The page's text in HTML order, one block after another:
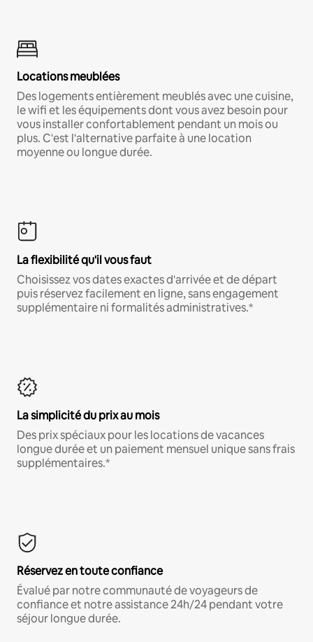
Locations meublées
Des logements entièrement meublés avec une cuisine,
le wifi et les équipements dont vous avez besoin pour
vous installer confortablement pendant un mois ou
plus. C'est l'alternative parfaite à une location
moyenne ou longue durée.
La flexibilité qu'il vous faut
Choisissez vos dates exactes d'arrivée et de départ
puis réservez facilement en ligne, sans engagement
supplémentaire ni formalités administratives.*
La simplicité du prix au mois
Des prix spéciaux pour les locations de vacances
longue durée et un paiement mensuel unique sans frais
supplémentaires.*
Réservez en toute confiance
Évalué par notre communauté de voyageurs de
confiance et notre assistance 24h/24 pendant votre
séjour longue durée.